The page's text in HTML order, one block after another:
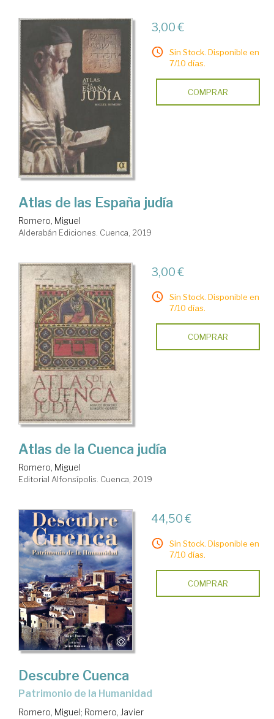
3,00 €
Sin Stock. Disponible en
7/10 días.
COMPRAR
Atlas de las España judía
Romero, Miguel
Alderabán Ediciones. Cuenca, 2019
3,00 €
Sin Stock. Disponible en
7/10 días.
COMPRAR
Atlas de la Cuenca judía
Romero, Miguel
Editorial Alfonsípolis. Cuenca, 2019
44,50 €
Sin Stock. Disponible en
7/10 días.
COMPRAR
Descubre Cuenca
Patrimonio de la Humanidad
Romero, Miguel ; Romero, Javier